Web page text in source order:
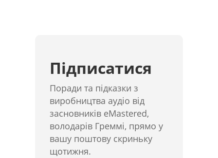
Підписатися
Поради та підказки з
виробництва аудіо від
засновників eMastered,
володарів Греммі, прямо у
вашу поштову скриньку
щотижня.